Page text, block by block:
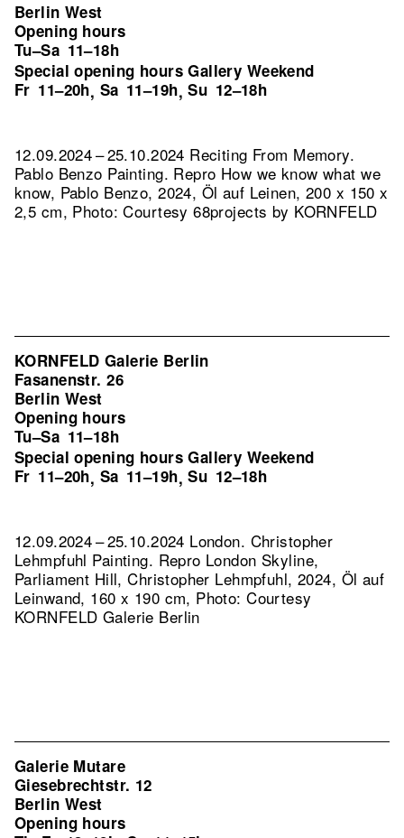
Berlin West
Opening hours
Tu–Sa 11–18h
Special opening hours Gallery Weekend
Fr 11–20h, Sa 11–19h,Su 12–18h
12.09.2024 – 25.10.2024 Reciting From Memory.
Pablo Benzo Painting. Repro How we know what we
know, Pablo Benzo, 2024, Öl auf Leinen, 200 x 150 x
2,5 cm, Photo: Courtesy 68projects by KORNFELD
KORNFELD Galerie Berlin
Fasanenstr. 26
Berlin West
Opening hours
Tu–Sa 11–18h
Special opening hours Gallery Weekend
Fr 11–20h, Sa 11–19h,Su 12–18h
12.09.2024 – 25.10.2024 London. Christopher
Lehmpfuhl Painting. Repro London Skyline,
Parliament Hill, Christopher Lehmpfuhl, 2024, Öl auf
Leinwand, 160 x 190 cm, Photo: Courtesy
KORNFELD Galerie Berlin
Galerie Mutare
Giesebrechtstr. 12
Berlin West
Opening hours